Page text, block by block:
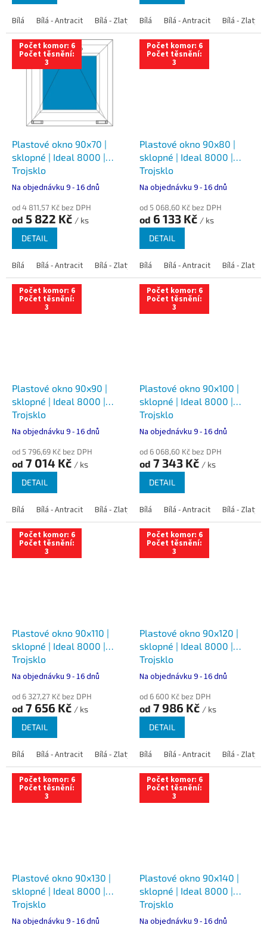
Bílá Bílá - Antracit Bílá - Zlatý dub Bílá - Tmavý dub Bílá -
Bílá Bílá - Antracit Bílá - Zlatý
Počet komor: 6
Počet těsnění:
3
Plastové okno 90x70 |
sklopné | Ideal 8000 |
Trojsklo
Na objednávku 9 - 16 dnů
od 4 811,57 Kč bez DPH
od 5 822 Kč / ks
DETAIL
Bílá Bílá - Antracit Bílá - Zlatý dub Bílá - Tmavý dub Bílá -
Počet komor: 6
Počet těsnění:
3
Plastové okno 90x80 |
sklopné | Ideal 8000 |
Trojsklo
Na objednávku 9 - 16 dnů
od 5 068,60 Kč bez DPH
od 6 133 Kč / ks
DETAIL
Bílá Bílá - Antracit Bílá - Zlatý
Počet komor: 6
Počet těsnění:
3
Plastové okno 90x90 |
sklopné | Ideal 8000 |
Trojsklo
Na objednávku 9 - 16 dnů
od 5 796,69 Kč bez DPH
od 7 014 Kč / ks
DETAIL
Bílá Bílá - Antracit Bílá - Zlatý dub Bílá - Tmavý dub Bílá -
Počet komor: 6
Počet těsnění:
3
Plastové okno 90x100 |
sklopné | Ideal 8000 |
Trojsklo
Na objednávku 9 - 16 dnů
od 6 068,60 Kč bez DPH
od 7 343 Kč / ks
DETAIL
Bílá Bílá - Antracit Bílá - Zlatý
Počet komor: 6
Počet těsnění:
3
Plastové okno 90x110 |
sklopné | Ideal 8000 |
Trojsklo
Na objednávku 9 - 16 dnů
od 6 327,27 Kč bez DPH
od 7 656 Kč / ks
DETAIL
Bílá Bílá - Antracit Bílá - Zlatý dub Bílá - Tmavý dub Bílá -
Počet komor: 6
Počet těsnění:
3
Plastové okno 90x120 |
sklopné | Ideal 8000 |
Trojsklo
Na objednávku 9 - 16 dnů
od 6 600 Kč bez DPH
od 7 986 Kč / ks
DETAIL
Bílá Bílá - Antracit Bílá - Zlatý
Počet komor: 6
Počet těsnění:
3
Plastové okno 90x130 |
sklopné | Ideal 8000 |
Trojsklo
Na objednávku 9 - 16 dnů
Počet komor: 6
Počet těsnění:
3
Plastové okno 90x140 |
sklopné | Ideal 8000 |
Trojsklo
Na objednávku 9 - 16 dnů